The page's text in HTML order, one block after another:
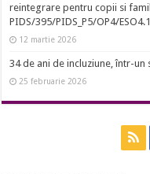
reintegrare pentru copii si
PIDS/395/PIDS_P5/OP4/
12 martie 2026
34 de ani de incluziune, într-un
25 februarie 2026